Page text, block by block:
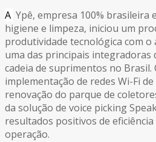
A Ypê, empresa 100% brasileira
higiene e limpeza, iniciou um
produtividade tecnológica com o
uma das principais integradoras
cadeia de suprimentos no
implementação de redes Wi-Fi
renovação do parque de
da solução de voice picking
resultados positivos de
operação.